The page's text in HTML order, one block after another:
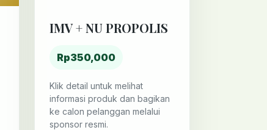
IMV + NU PROPOLIS
Rp350,000
Klik detail untuk melihat
informasi produk dan bagikan
ke calon pelanggan melalui
sponsor resmi.